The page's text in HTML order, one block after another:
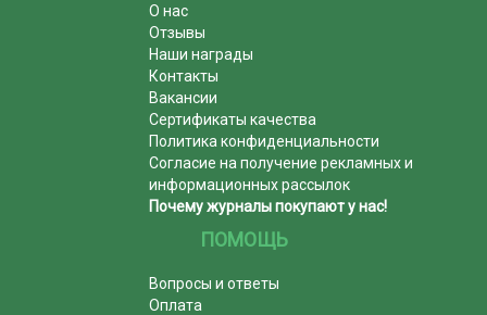
О нас
Отзывы
Наши награды
Контакты
Вакансии
Сертификаты качества
Политика конфиденциальности
Согласие на получение рекламных и
информационных рассылок
Почему журналы покупают у нас!
ПОМОЩЬ
Вопросы и ответы
Оплата